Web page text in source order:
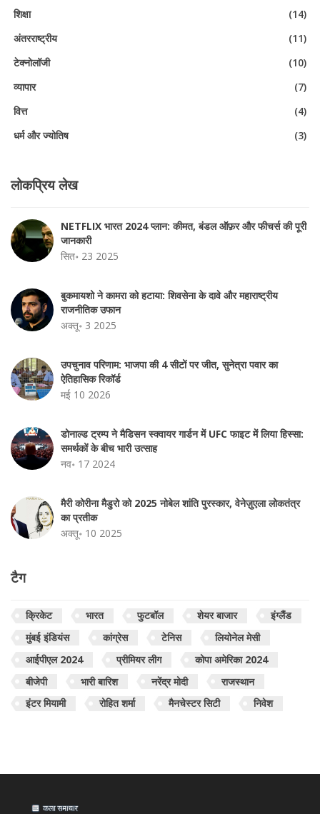
शिक्षा
(14)
अंतरराष्ट्रीय
(11)
टेक्नोलॉजी
(10)
व्यापार
(7)
वित्त
(4)
धर्म और ज्योतिष
(3)
लोकप्रिय लेख
NETFLIX भारत 2024 प्लान: कीमत, बंडल ऑफ़र और फीचर्स की पूरी
जानकारी
सित॰ 23 2025
बुकमायशो ने कामरा को हटाया: शिवसेना के दावे और महाराष्ट्रीय
राजनीतिक उफान
अक्तू॰ 3 2025
उपचुनाव परिणाम: भाजपा की 4 सीटों पर जीत, सुनेत्रा पवार का
ऐतिहासिक रिकॉर्ड
मई 10 2026
डोनाल्ड ट्रम्प ने मैडिसन स्क्वायर गार्डन में UFC फाइट में लिया हिस्सा:
समर्थकों के बीच भारी उत्साह
नव॰ 17 2024
मैरी कोरीना मैडुरो को 2025 नोबेल शांति पुरस्कार, वेनेज़ुएला लोकतंत्र
का प्रतीक
अक्तू॰ 10 2025
टैग
क्रिकेट भारत फुटबॉल शेयर बाजार
इंग्लैंड
मुंबई इंडियंस
कांग्रेस टेनिस
लियोनेल मेसी
आईपीएल 2024
प्रीमियर लीग
कोपा अमेरिका 2024
बीजेपी
भारी बारिश नरेंद्र मोदी
राजस्थान
इंटर मियामी
रोहित शर्मा मैनचेस्टर सिटी निवेश